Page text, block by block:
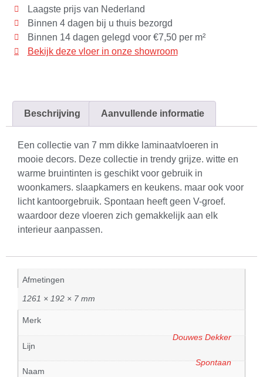
Laagste prijs van Nederland
Binnen 4 dagen bij u thuis bezorgd
Binnen 14 dagen gelegd voor €7,50 per m²
Bekijk deze vloer in onze showroom
Beschrijving Aanvullende informatie
Een collectie van 7 mm dikke laminaatvloeren in
mooie decors. Deze collectie in trendy grijze. witte en
warme bruintinten is geschikt voor gebruik in
woonkamers. slaapkamers en keukens. maar ook voor
licht kantoorgebruik. Spontaan heeft geen V-groef.
waardoor deze vloeren zich gemakkelijk aan elk
interieur aanpassen.
Afmetingen
1261 × 192 × 7 mm
Merk
Douwes Dekker
Lijn
Spontaan
Naam